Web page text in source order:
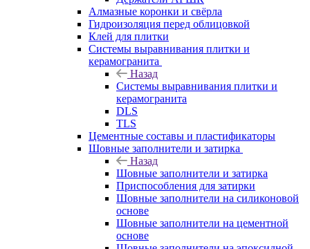
Алмазные коронки и свёрла
Гидроизоляция перед облицовкой
Клей для плитки
Системы выравнивания плитки и
керамогранита
Назад
Системы выравнивания плитки и
керамогранита
DLS
TLS
Цементные составы и пластификаторы
Шовные заполнители и затирка
Назад
Шовные заполнители и затирка
Приспособления для затирки
Шовные заполнители на силиконовой
основе
Шовные заполнители на цементной
основе